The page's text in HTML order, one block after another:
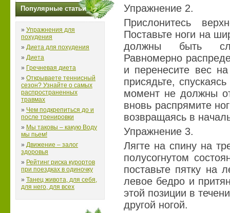
Популярные статьи
» Упражнения для
похудения
» Диета для похудения
» Диета
» Гречневая диета
» Открываете теннисный
сезон? Узнайте о самых
распространенных
травмах
» Чем подкрепиться до и
после тренировки
» Мы таковы – какую Воду
мы пьем!
» Движение – залог
здоровья
» Рейтинг риска курортов
при поездках в одиночку
» Танец живота, для себя,
для него, для всех
Упражнение 2.
Прислонитесь
Поставьте ноги на
должны быть
Равномерно
и перенесите вес
присядьте,
момент не должны
вновь распрямите
возвращаясь в
Упражнение 3.
Лягте на спину на
полусогнутом
поставьте пятку на
левое бедро и
этой позиции в
другой ногой.